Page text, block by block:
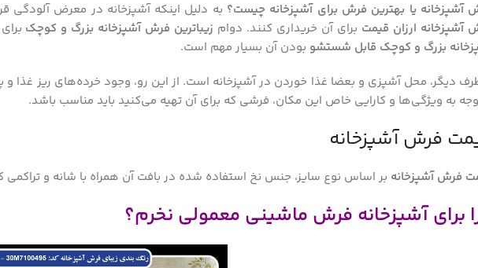
آشپزخانه یا بهترین فرش برای آشپزخانه چیست؟ به دلیل اینکه آشپزخانه در معرض آلودگی
آشپزخانه ارزان قیمت برای آن خریداری کنند. دوام زیباترین فرش آشپزخانه بزرگ و کوچک
بزرگ و کوچک قابل شستشو بودن آن بسیار مهم است.
دیگر، محل آشپزی و بعضا غذا خوردن در آشپزخانه است. از این رو، وجود خرده‌های ریز
به ویژگی‌ها و کارایی خاص این مکان، فرشی که برای آن تهیه می‌کنید باید مناسب باشد.
فرش آشپزخانه
فرش آشپزخانه بر اساس نوع سایز، جنس نخ استفاده شده در بافت آن همراه با شانه و تراکمی
برای آشپزخانه فرش ماشینی معمولی نخرم؟